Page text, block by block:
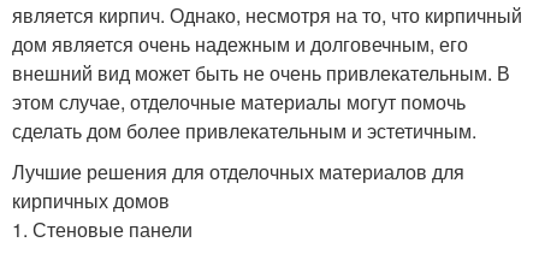
является кирпич. Однако, несмотря на то, что кирпичный
дом является очень надежным и долговечным, его
внешний вид может быть не очень привлекательным. В
этом случае, отделочные материалы могут помочь
сделать дом более привлекательным и эстетичным.
Лучшие решения для отделочных материалов для
кирпичных домов
1. Стеновые панели